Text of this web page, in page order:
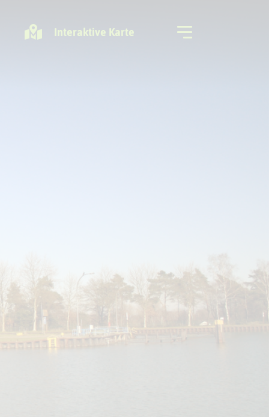
Interaktive Karte